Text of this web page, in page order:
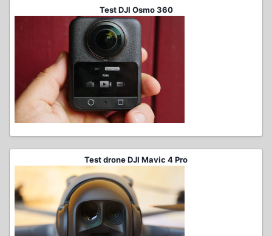
Test DJI Osmo 360
Test drone DJI Mavic 4 Pro